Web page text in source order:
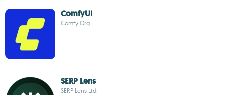
ComfyUI
Comfy Org
SERP Lens
SERP Lens Ltd.